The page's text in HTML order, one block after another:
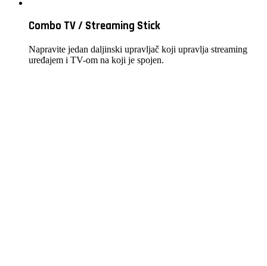
Combo TV / Streaming Stick
Napravite jedan daljinski upravljač koji upravlja streaming
uređajem i TV-om na koji je spojen.